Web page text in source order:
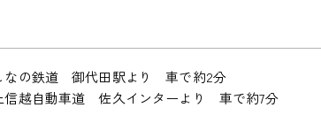
なの鉄道 御代田駅より 車で約2分
信越自動車道 佐久インターより 車で約7分